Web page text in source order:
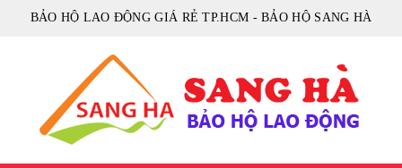
BẢO HỘ LAO ĐỘNG GIÁ RẺ TP.HCM - BẢO HỘ SANG HÀ